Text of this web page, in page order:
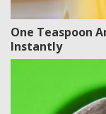
One Teaspoon
Instantly